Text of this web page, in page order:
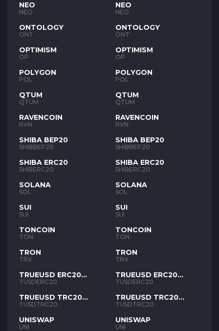
NEO
NEO
ONTOLOGY
ONT
OPTIMISM
OP
POLYGON
POL
QTUM
QTUM
RAVENCOIN
RVN
SHIBA BEP20
SHIBBEP20
SHIBA ERC20
SHIBERC20
SOLANA
SOL
SUI
SUI
TONCOIN
TON
TRON
TRX
TRUEUSD ERC20
TUSD
TUSDERC20
TRUEUSD TRC20
TUSD
TUSDTRC20
UNISWAP
UNI
NEO
NEO
ONTOLOGY
ONT
OPTIMISM
OP
POLYGON
POL
QTUM
QTUM
RAVENCOIN
RVN
SHIBA BEP20
SHIBBEP20
SHIBA ERC20
SHIBERC20
SOLANA
SOL
SUI
SUI
TONCOIN
TON
TRON
TRX
TRUEUSD ERC20
TUSD
TUSDERC20
TRUEUSD TRC20
TUSD
TUSDTRC20
UNISWAP
UNI